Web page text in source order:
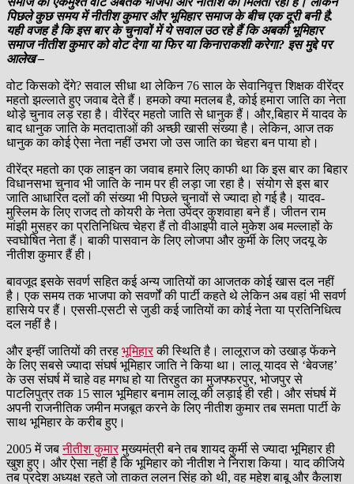
पिछले कुछ समय में नीतीश कुमार और भूमिहार समाज के बीच एक दूरी बनी है.
यही वजह है कि इस बार के चुनावों में ये सवाल उठ रहे हैं कि अबकी भूमिहार
समाज नीतीश कुमार को वोट देगा या फिर या किनाराकशी करेगा? इस मुद्दे पर
आलेख –
वोट किसको देंगे? सवाल सीधा था लेकिन 76 साल के सेवानिवृत्त शिक्षक वीरेंद्र
महतो झल्लाते हुए जवाब देते हैं। हमको क्या मतलब है, कोई हमारा जाति का नेता
थोड़े चुनाव लड़ रहा है। वीरेंद्र महतो जाति से धानुक हैं। और,बिहार में यादव के
बाद धानुक जाति के मतदाताओं की अच्छी खासी संख्या है। लेकिन, आज तक
धानुक का कोई ऐसा नेता नहीं उभरा जो उस जाति का चेहरा बन पाया हो।
वीरेंद्र महतो का एक लाइन का जवाब हमारे लिए काफी था कि इस बार का बिहार
विधानसभा चुनाव भी जाति के नाम पर ही लड़ा जा रहा है। संयोग से इस बार
जाति आधारित दलों की संख्या भी पिछले चुनावों से ज्यादा हो गई है। यादव-
मुस्लिम के लिए राजद तो कोयरी के नेता उपेंद्र कुशवाहा बने हैं। जीतन राम
मांझी मुसहर का प्रतिनिधित्व चेहरा हैं तो वीआइपी वाले मुकेश अब मल्लाहों के
स्वघोषित नेता हैं। बाकी पासवान के लिए लोजपा और कुर्मी के लिए जदयू के
नीतीश कुमार हैं ही।
बावजूद इसके सवर्ण सहित कई अन्य जातियों का आजतक कोई खास दल नहीं
है। एक समय तक भाजपा को सवर्णों की पार्टी कहते थे लेकिन अब वहां भी सवर्ण
हासिये पर हैं। एससी-एसटी से जुडी कई जातियों का कोई नेता या प्रतिनिधित्व
दल नहीं है।
और इन्हीं जातियों की तरह भूमिहारकी स्थिति है। लालूराज को उखाड़ फेंकने
के लिए सबसे ज्यादा संघर्ष भूमिहार जाति ने किया था। लालू यादव से ‘बेवजह’
के उस संघर्ष में चाहे वह मगध हो या तिरहुत का मुजफ्फरपुर, भोजपुर से
पाटलिपुत्र तक 15 साल भूमिहार बनाम लालू की लड़ाई ही रही। और संघर्ष में
अपनी राजनीतिक जमीन मजबूत करने के लिए नीतीश कुमार तब समता पार्टी के
साथ भूमिहार के करीब हुए।
2005 में जबनीतीश कुमारमुख्यमंत्री बने तब शायद कुर्मी से ज्यादा भूमिहार ही
खुश हुए। और ऐसा नहीं है कि भूमिहार को नीतीश ने निराश किया। याद कीजिये
तब प्रदेश अध्यक्ष रहते जो ताकत ललन सिंह को थी, वह महेश बाबू और कैलाश